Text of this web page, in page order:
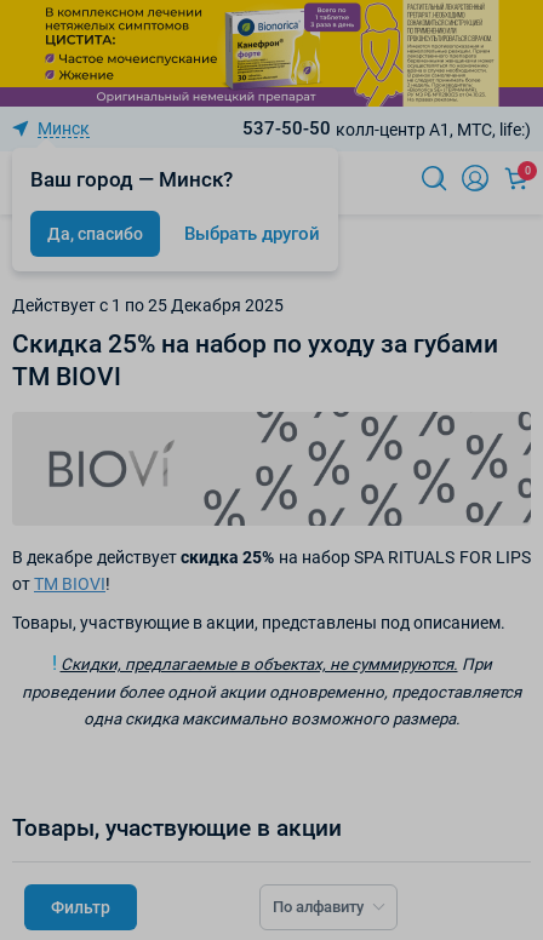
Минск
Ваш город — Минск?
Да, спасибо Выбрать другой
537-50-50 колл-центр A1, МТС, life:)
0
Акции
Действует c 1 по 25 Декабря 2025
Скидка 25% на набор по уходу за губами
ТМ BIOVI
В декабре действуетскидка 25% на набор SPA RITUALS FOR LIPS
отТМ BIOVI!
Товары, участвующие в акции, представлены под описанием.
! Скидки, предлагаемые в объектах, не суммируются. При
проведении более одной акции одновременно, предоставляется
одна скидка максимально возможного размера.
Товары, участвующие в акции
Фильтр По алфавиту